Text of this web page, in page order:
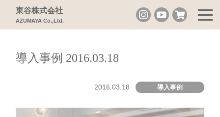
東谷株式会社
AZUMAYA Co.,Ltd.
導入事例 2016.03.18
2016.03.18 導入事例